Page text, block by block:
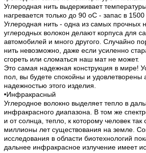
Углеродная нить выдерживает
нагревается только до 90 оС - запас в 1500
Углеродная нить - одна из самых прочных
углеродных волокон делают корпуса для
автомобилей и много другого. Случайно
нить невозможно, даже если усиленно
сгореть или сломаться наш мат не может.
Это самая надежная конструкция в мире!
пол, вы будете спокойны и удовлетворены
надежностью этого изделия.
•Инфракрасный
Углеродное волокно выделяет тепло в
инфракрасного диапазона. В том же
и от солнца, тепло, к которому человек так
миллионы лет существования на земле.
исследования в области биотехнологий
дальнее инфракрасное излучение имеет